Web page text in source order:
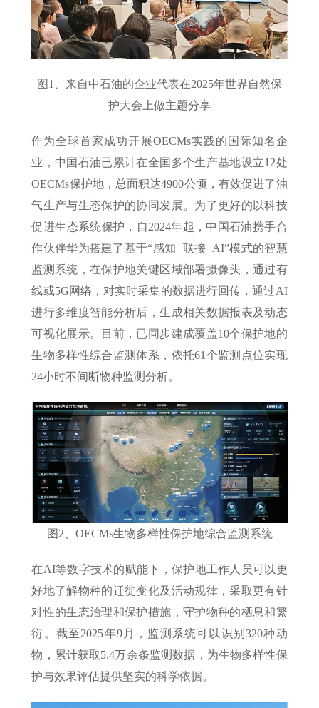
图1、来自中石油的企业代表在2025年世界自然保
护大会上做主题分享
作为全球首家成功开展OECMs实践的国际知名企
业，中国石油已累计在全国多个生产基地设立12处
OECMs保护地，总面积达4900公顷，有效促进了油
气生产与生态保护的协同发展。为了更好的以科技
促进生态系统保护，自2024年起，中国石油携手合
作伙伴华为搭建了基于“感知+联接+AI”模式的智慧
监测系统，在保护地关键区域部署摄像头，通过有
线或5G网络，对实时采集的数据进行回传，通过AI
进行多维度智能分析后，生成相关数据报表及动态
可视化展示。目前，已同步建成覆盖10个保护地的
生物多样性综合监测体系，依托61个监测点位实现
24小时不间断物种监测分析。
图2、OECMs生物多样性保护地综合监测系统
在AI等数字技术的赋能下，保护地工作人员可以更
好地了解物种的迁徙变化及活动规律，采取更有针
对性的生态治理和保护措施，守护物种的栖息和繁
衍。截至2025年9月，监测系统可以识别320种动
物，累计获取5.4万余条监测数据，为生物多样性保
护与效果评估提供坚实的科学依据。